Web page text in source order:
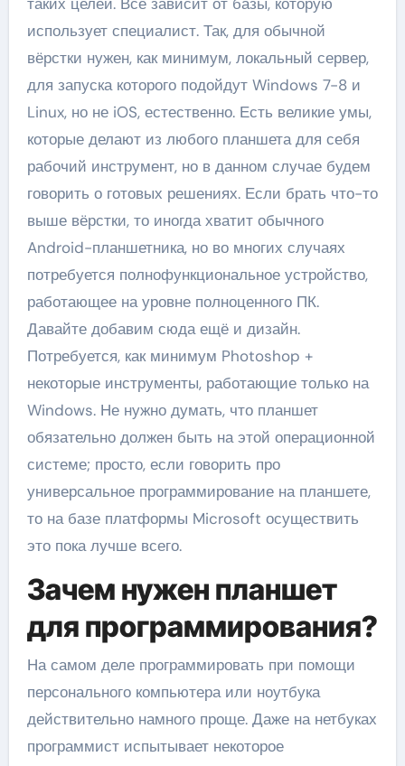
использует специалист. Так, для обычной
вёрстки нужен, как минимум, локальный сервер,
для запуска которого подойдут Windows 7-8 и
Linux, но не iOS, естественно. Есть великие умы,
которые делают из любого планшета для себя
рабочий инструмент, но в данном случае будем
говорить о готовых решениях. Если брать что-то
выше вёрстки, то иногда хватит обычного
Android-планшетника, но во многих случаях
потребуется полнофункциональное устройство,
работающее на уровне полноценного ПК.
Давайте добавим сюда ещё и дизайн.
Потребуется, как минимум Photoshop +
некоторые инструменты, работающие только на
Windows. Не нужно думать, что планшет
обязательно должен быть на этой операционной
системе; просто, если говорить про
универсальное программирование на планшете,
то на базе платформы Microsoft осуществить
это пока лучше всего.
Зачем нужен планшет
для программирования?
На самом деле программировать при помощи
персонального компьютера или ноутбука
действительно намного проще. Даже на нетбуках
программист испытывает некоторое